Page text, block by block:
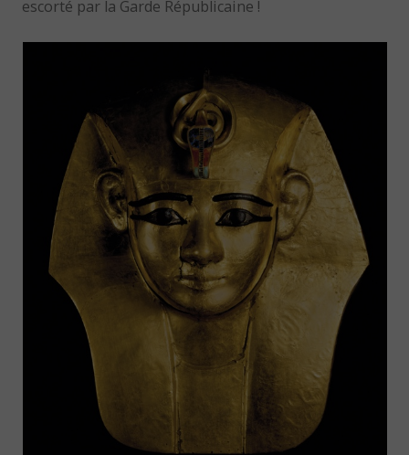
escorté par la Garde Républicaine !